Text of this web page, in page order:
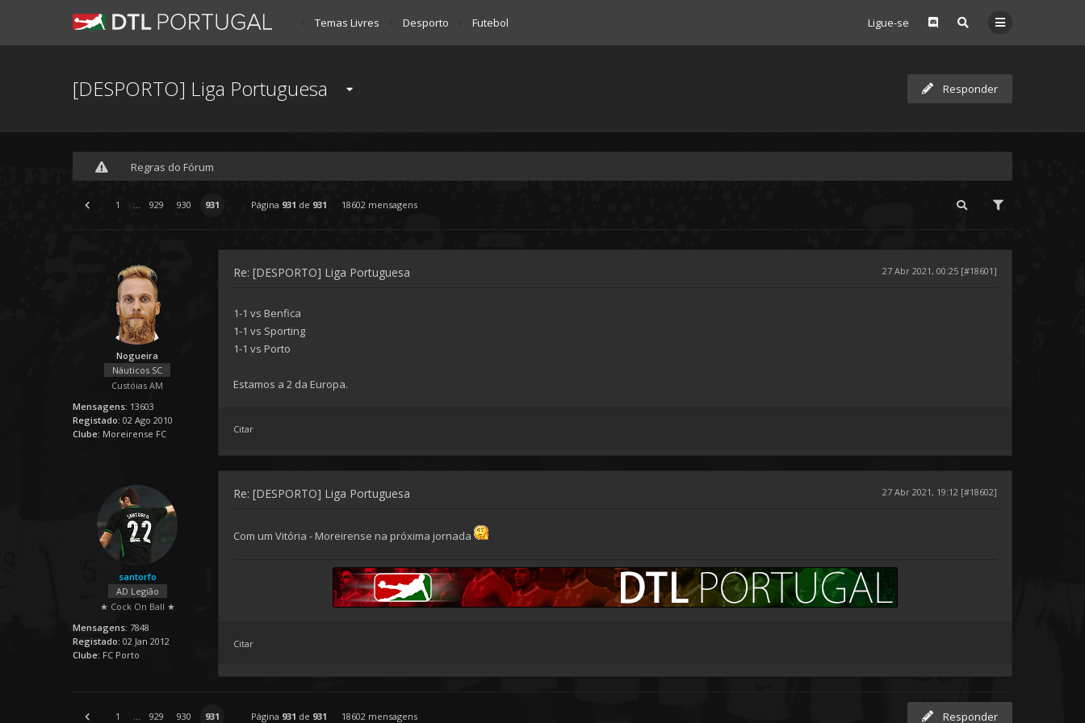
Ligue-se
Temas Livres Desporto Futebol
[DESPORTO] Liga Portuguesa Responder
Regras do Fórum
1 ... 929 930 931 Página 931 de 931 18602 mensagens
Nogueira
Náuticos SC
Custóias AM
Mensagens: 13603
Registado: 02 Ago 2010
Clube: Moreirense FC
Re: [DESPORTO] Liga Portuguesa 27 Abr 2021, 00:25 [#18601]
1-1 vs Benfica
1-1 vs Sporting
1-1 vs Porto
Estamos a 2 da Europa.
Citar
santorfo
AD Legião
★ Cock On Ball ★
Mensagens: 7848
Registado: 02 Jan 2012
Clube: FC Porto
Re: [DESPORTO] Liga Portuguesa 27 Abr 2021, 19:12 [#18602]
Com um Vitória - Moreirense na próxima jornada
Citar
1 ... 929 930 931 Página 931 de 931 18602 mensagens Responder